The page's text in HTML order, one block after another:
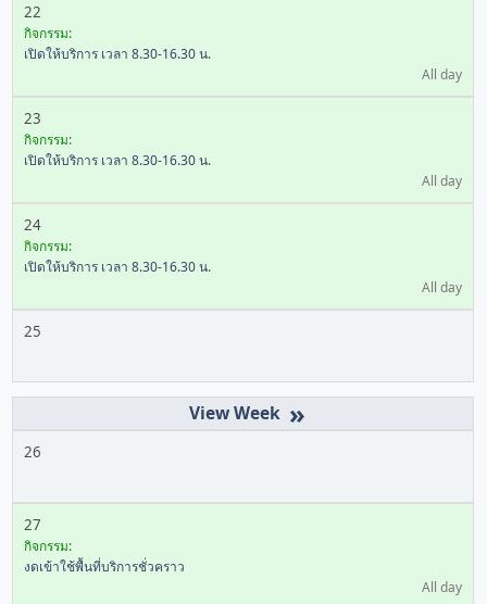
22
กิจกรรม:
เปิดให้บริการ เวลา 8.30-16.30 น.
All day
23
กิจกรรม:
เปิดให้บริการ เวลา 8.30-16.30 น.
All day
24
กิจกรรม:
เปิดให้บริการ เวลา 8.30-16.30 น.
All day
25
»
26
27
กิจกรรม:
งดเข้าใช้พื้นที่บริการชั่วคราว
All day